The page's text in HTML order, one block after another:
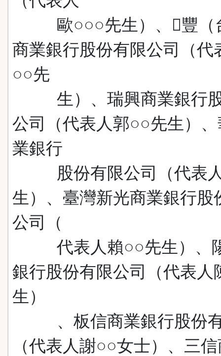
歐○○○先生）、豐（
商業銀行股份有限公司（代
○○先
生）、瑞興商業銀行股
公司（代表人郭○○先生）
業銀行
股份有限公司（代表
生）、臺灣新光商業銀行股
公司（
代表人賴○○先生）、
銀行股份有限公司（代表人
生）
、板信商業銀行股份有
（代表人謝○○女士）、三